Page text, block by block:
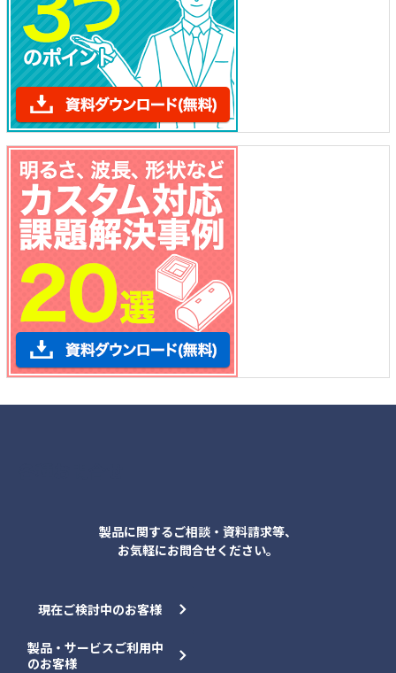
製品に関するご相談・資料請求等、
お気軽にお問合せください。
現在ご検討中のお客様
製品・サービスご利用中
のお客様